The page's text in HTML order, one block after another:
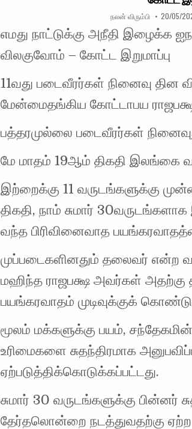
AUTHOR:
நலன் விரும்பி 20/05/
எமது நாட்டுக்கு அநீதி இழைக்க
விலகுவோம் – கோட்ட இறுமாப்பு
11வது படைவீரர்கள் நினைவு தின
மேன்மைதங்கிய கோட்டாபய
பத்தரமுல்லை படைவீரர்கள்
மே மாதம் 19ஆம் திகதி இலங்கை
இற்றைக்கு 11 வருடங்களுக்கு
திகதி, நாம் சுமார்
வந்த பிரிவினைவாத
முப்படைகளினதும் தலைவர் என்ற
மஹிந்த ராஜபக்ஷ அவர்கள்
பயங்கரவாதம் முடிவுக்குக்
மூலம் மக்களுக்கு பயம்,
உரிமைகளை சுதந்திரமாக
ஏற்படுத்திக்கொடுக்கப்பட்டது.
சுமார் 30 வருடங்களுக்கு பின்னர்
தேர்தலொன்றை நடத்துவதற்கு